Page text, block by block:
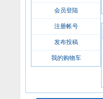
会员登陆
注册帐号
发布投稿
我的购物车